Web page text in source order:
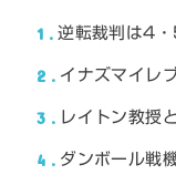
1 逆転裁判は4
2 イナズマイレ
3 レイトン教授
4 ダンボール戦